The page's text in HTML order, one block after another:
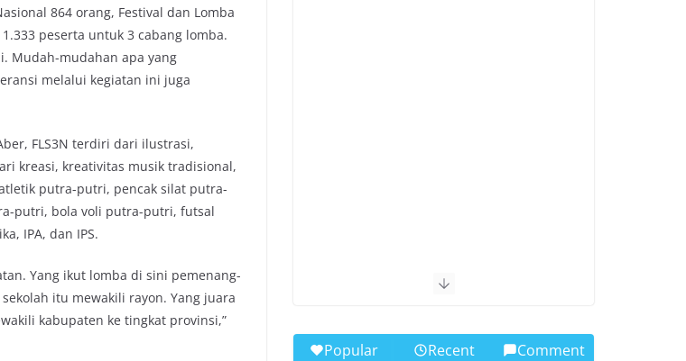
864 orang, Festival dan Lomba
peserta untuk 3 cabang lomba.
Mudah-mudahan apa yang
melalui kegiatan ini juga
FLS3N terdiri dari ilustrasi,
kreasi, kreativitas musik tradisional,
putra-putri, pencak silat putra-
putri, bola voli putra-putri, futsal
IPA, dan IPS.
Yang ikut lomba di sini pemenang-
itu mewakili rayon. Yang juara
kabupaten ke tingkat provinsi,”
Popular Recent Comment